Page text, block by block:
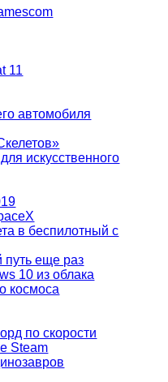
11
автомобиля
искусственного
в беспилотный с
путь еще раз
10 из облака
космоса
по скорости
Steam